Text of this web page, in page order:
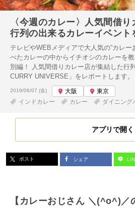
〈今週のカレー〉人気間借り
行列の出来るカレーイベント
テレビやWEBメディアで大人気の“カレー
べたカレーの中からイチオシのカレーを
別編！ 人気間借りカレー店が集結した行
CURRY UNIVERSE」をレポートします。
投稿日:
2019/06/07 (金) 大阪
東京
インドカレー
カレー ダイニング
アプリで開く
ポスト シェア
【カレーおじさん ＼(^o^)／